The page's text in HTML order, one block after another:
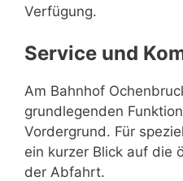
Verfügung.
Service und
Am Bahnhof
grundlegenden
Vordergrund. Für
ein kurzer Blick auf die
der Abfahrt.